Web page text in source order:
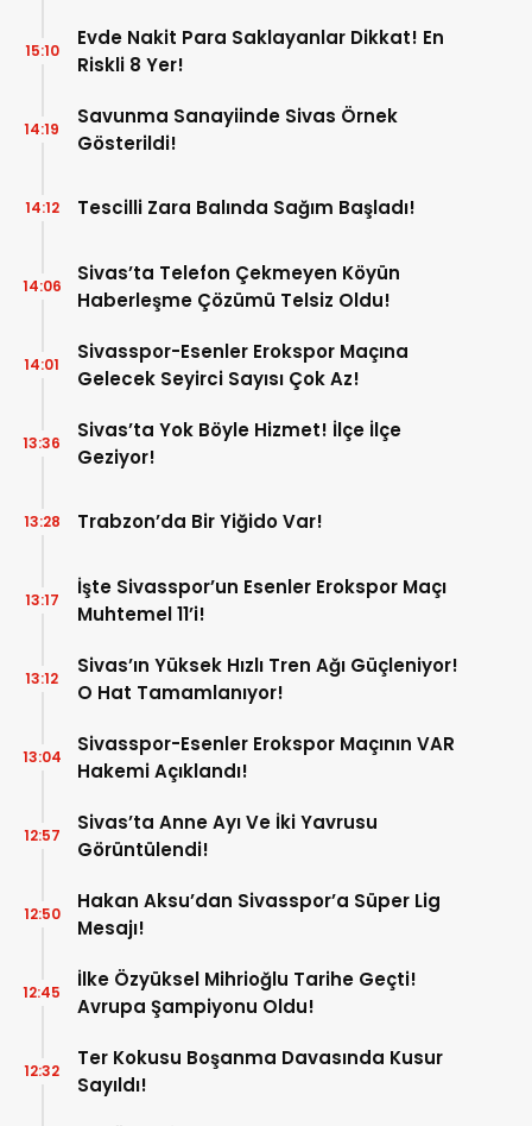
Evde Nakit Para Saklayanlar Dikkat! En
Riskli 8 Yer!
15:10
Savunma Sanayiinde Sivas Örnek
Gösterildi!
14:19
Tescilli Zara Balında Sağım Başladı!
14:12
Sivas’ta Telefon Çekmeyen Köyün
Haberleşme Çözümü Telsiz Oldu!
14:06
Sivasspor-Esenler Erokspor Maçına
Gelecek Seyirci Sayısı Çok Az!
14:01
Sivas’ta Yok Böyle Hizmet! İlçe İlçe
Geziyor!
13:36
Trabzon’da Bir Yiğido Var!
13:28
İşte Sivasspor’un Esenler Erokspor Maçı
Muhtemel 11’i!
13:17
Sivas’ın Yüksek Hızlı Tren Ağı Güçleniyor!
O Hat Tamamlanıyor!
13:12
Sivasspor-Esenler Erokspor Maçının VAR
Hakemi Açıklandı!
13:04
Sivas’ta Anne Ayı Ve İki Yavrusu
Görüntülendi!
12:57
Hakan Aksu’dan Sivasspor’a Süper Lig
Mesajı!
12:50
İlke Özyüksel Mihrioğlu Tarihe Geçti!
Avrupa Şampiyonu Oldu!
12:45
Ter Kokusu Boşanma Davasında Kusur
Sayıldı!
12:32